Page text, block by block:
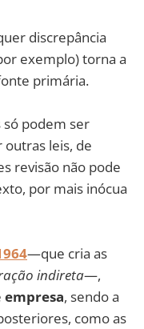
discrepância
exemplo) torna a
primária.
só podem ser
leis, de
revisão não pode
por mais inócua
—que cria as
indireta—,
empresa, sendo a
como as